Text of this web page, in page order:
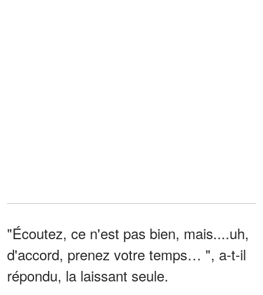
"Écoutez, ce n'est pas bien, mais....uh,
d'accord, prenez votre temps… ", a-t-il
répondu, la laissant seule.